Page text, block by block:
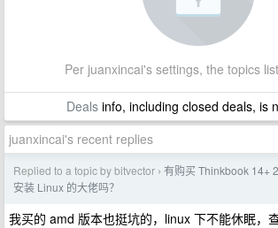
Per juanxincai's settings, the topics
Dealsinfo, including closed deals, is
juanxincai's recent replies
Replied to a topic by bitvector › 有购买 Thinkbook 14+
安装 Linux 的大佬吗？
我买的 amd 版本也挺坑的，linux 下不能休眠，